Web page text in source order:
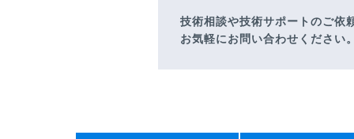
技術相談や技術サポートのご依
お気軽にお問い合わせください